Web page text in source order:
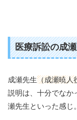
医療訴訟の成
成瀬先生（成瀬暁人
説明は、十分でなか
瀬先生といった感じ。